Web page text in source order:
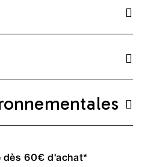
60€ d'achat*